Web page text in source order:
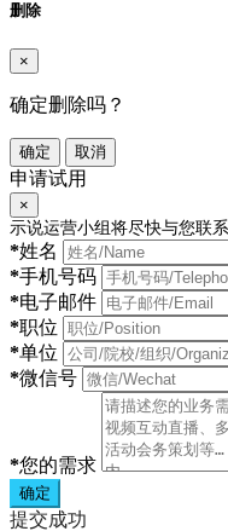
删除
×
确定删除吗？
确定 取消
申请试用
×
示说运营小组将尽快与您联
*姓名
*手机号码
*电子邮件
*职位
*单位
*微信号
*您的需求
确定
提交成功